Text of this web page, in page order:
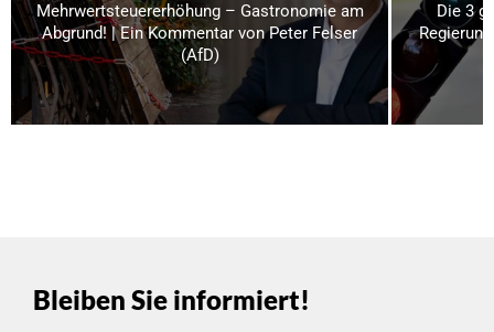
Mehrwertsteuererhöhung – Gastronomie am
Abgrund! | Ein Kommentar von Peter Felser
(AfD)
Die 3
Bleiben Sie informiert!